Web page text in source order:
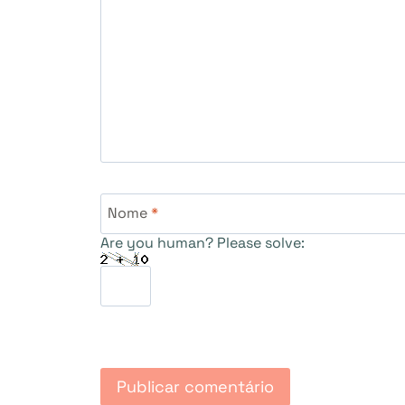
Nome*
Are you human? Please solve: